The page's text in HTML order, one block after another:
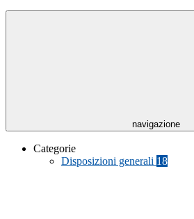
navigazione
Categorie
Disposizioni generali 18